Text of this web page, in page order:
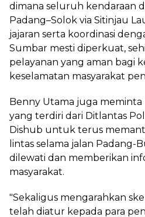
dimana seluruh kendaraan
Padang–Solok via Sitinjau
jajaran serta koordinasi
Sumbar mesti diperkuat,
pelayanan yang aman bagi
keselamatan masyarakat
Benny Utama juga
yang terdiri dari Ditlantas
Dishub untuk terus
lintas selama jalan Padang-
dilewati dan memberikan
masyarakat.
"Sekaligus mengarahkan
telah diatur kepada para